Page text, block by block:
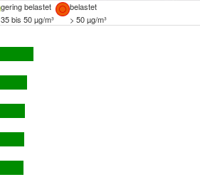
gering belastet
belastet
35 bis 50 µg/m³ > 50 µg/m³